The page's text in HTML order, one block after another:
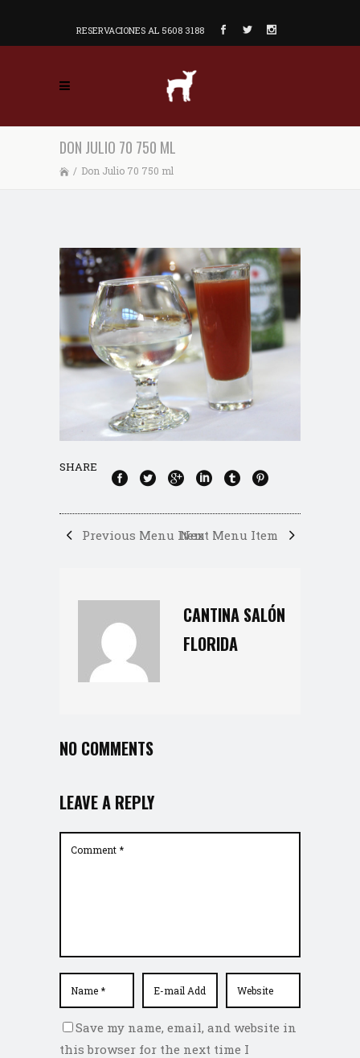
RESERVACIONES AL 5608 3188
DON JULIO 70 750 ML
/ Don Julio 70 750 ml
SHARE
Previous Menu ItemNext Menu Item
CANTINA SALÓN
FLORIDA
NO COMMENTS
LEAVE A REPLY
Save my name, email, and website in
this browser for the next time I